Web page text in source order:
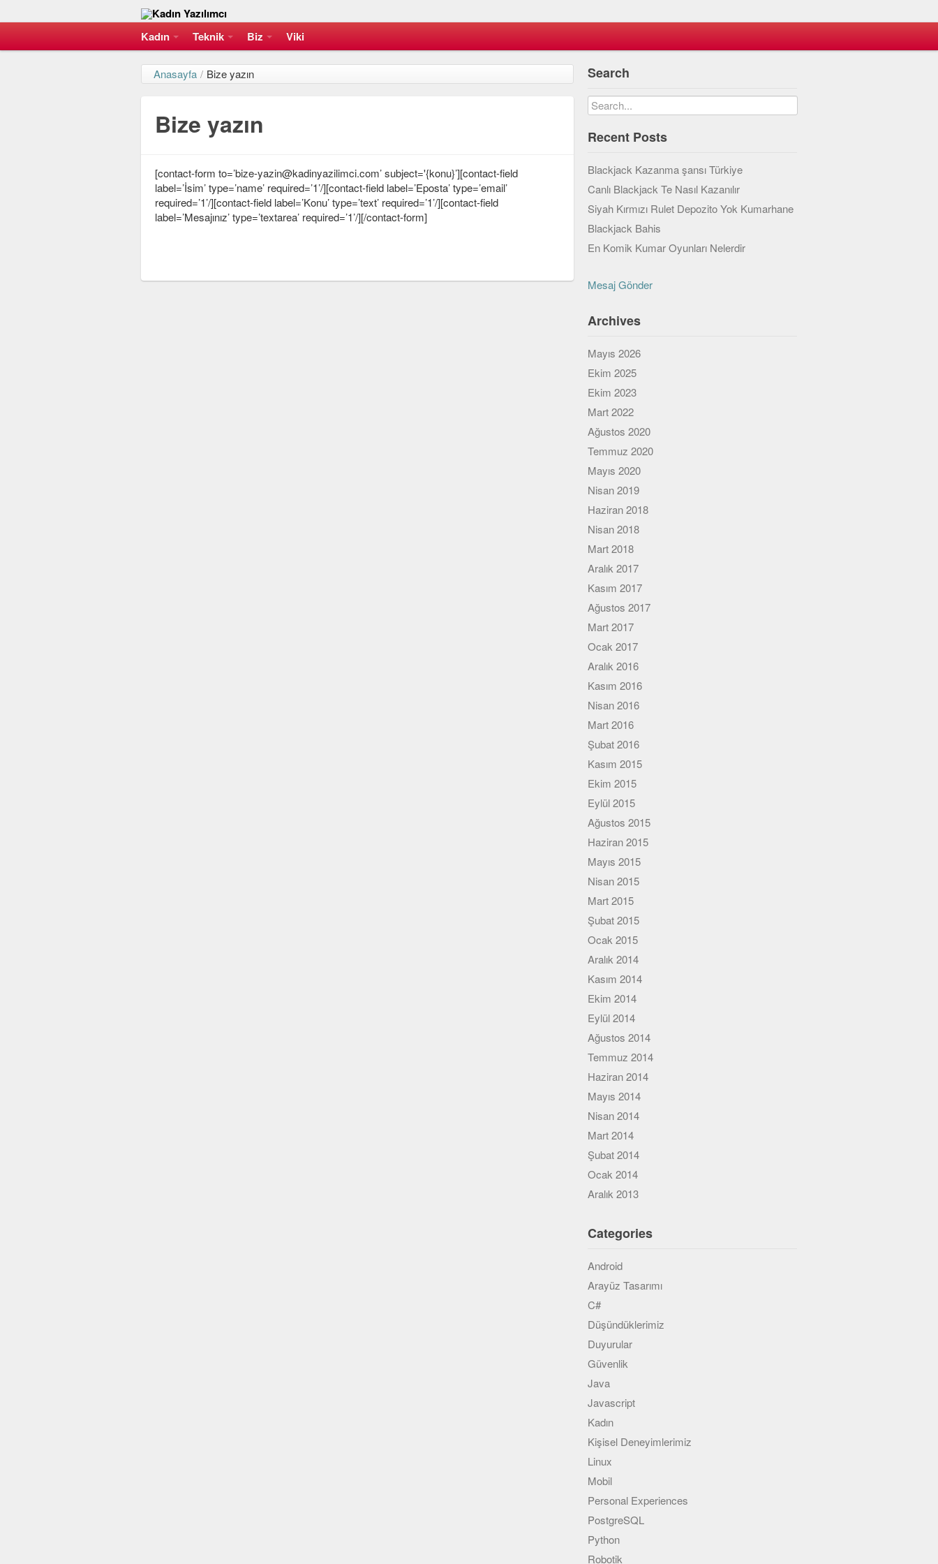
Kadın Teknik Biz Viki
Anasayfa / Bize yazın
Bize yazın
[contact-form to=’bize-yazin@kadinyazilimci.com’ subject='{konu}’][contact-field
label=’İsim’ type=’name’ required=’1’/][contact-field label=’Eposta’ type=’email’
required=’1’/][contact-field label=’Konu’ type=’text’ required=’1’/][contact-field
label=’Mesajınız’ type=’textarea’ required=’1’/][/contact-form]
Search
Recent Posts
Blackjack Kazanma şansı Türkiye
Canlı Blackjack Te Nasıl Kazanılır
Siyah Kırmızı Rulet Depozito Yok Kumarhane
Blackjack Bahis
En Komik Kumar Oyunları Nelerdir
Mesaj Gönder
Archives
Mayıs 2026
Ekim 2025
Ekim 2023
Mart 2022
Ağustos 2020
Temmuz 2020
Mayıs 2020
Nisan 2019
Haziran 2018
Nisan 2018
Mart 2018
Aralık 2017
Kasım 2017
Ağustos 2017
Mart 2017
Ocak 2017
Aralık 2016
Kasım 2016
Nisan 2016
Mart 2016
Şubat 2016
Kasım 2015
Ekim 2015
Eylül 2015
Ağustos 2015
Haziran 2015
Mayıs 2015
Nisan 2015
Mart 2015
Şubat 2015
Ocak 2015
Aralık 2014
Kasım 2014
Ekim 2014
Eylül 2014
Ağustos 2014
Temmuz 2014
Haziran 2014
Mayıs 2014
Nisan 2014
Mart 2014
Şubat 2014
Ocak 2014
Aralık 2013
Categories
Android
Arayüz Tasarımı
C#
Düşündüklerimiz
Duyurular
Güvenlik
Java
Javascript
Kadın
Kişisel Deneyimlerimiz
Linux
Mobil
Personal Experiences
PostgreSQL
Python
Robotik